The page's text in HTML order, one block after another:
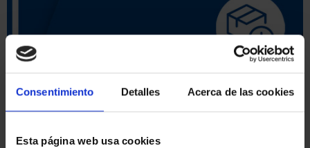
Consentimiento Detalles Acerca de las cookies
Esta página web usa cookies